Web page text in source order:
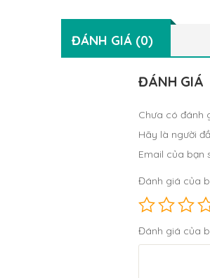
ĐÁNH GIÁ (0)
ĐÁNH GIÁ
Chưa có đánh
Hãy là người
Email của bạn
Đánh giá của
Đánh giá của